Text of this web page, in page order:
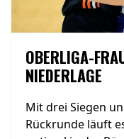
OBERLIGA-
NIEDERLAGE
Mit drei Siegen
Rückrunde läuft